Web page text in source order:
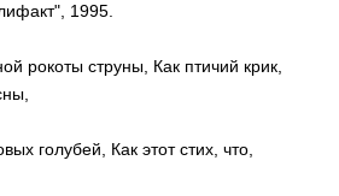
1995.
рокоты струны, Как птичий крик,
голубей, Как этот стих, что,